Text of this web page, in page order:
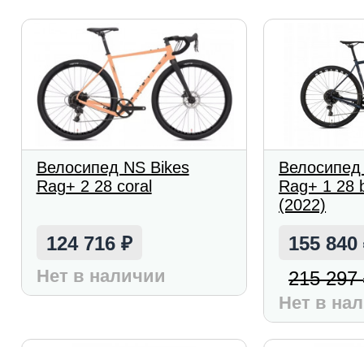
Велосипед NS Bikes
Rag+ 2 28 coral
124 716 ₽
Нет в наличии
Rag+ 1 28
(2022)
155 840
215 297
Нет в